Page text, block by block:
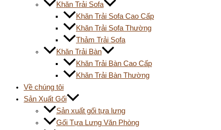
Khăn Trải Sofa
Khăn Trải Sofa Cao Cấp
Khăn Trải Sofa Thường
Thảm Trải Sofa
Khăn Trải Bàn
Khăn Trải Bàn Cao Cấp
Khăn Trải Bàn Thường
Về chúng tôi
Sản Xuất Gối
Sản xuất gối tựa lưng
Gối Tựa Lưng Văn Phòng